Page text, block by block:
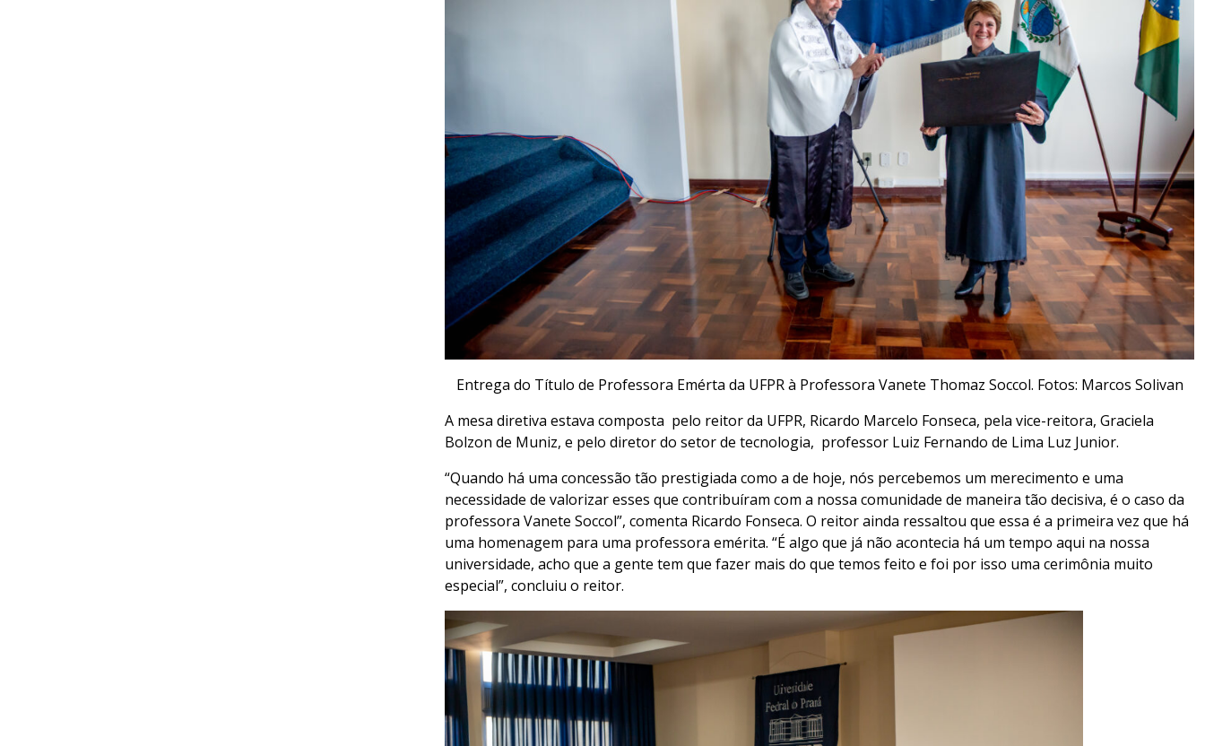
Entrega do Título de Professora Emérta da UFPR à Professora Vanete Thomaz Soccol. Fotos: Marcos Solivan
A mesa diretiva estava composta pelo reitor da UFPR, Ricardo Marcelo Fonseca, pela vice-reitora, Graciela
Bolzon de Muniz, e pelo diretor do setor de tecnologia, professor Luiz Fernando de Lima Luz Junior.
“Quando há uma concessão tão prestigiada como a de hoje, nós percebemos um merecimento e uma
necessidade de valorizar esses que contribuíram com a nossa comunidade de maneira tão decisiva, é o caso da
professora Vanete Soccol”, comenta Ricardo Fonseca. O reitor ainda ressaltou que essa é a primeira vez que há
uma homenagem para uma professora emérita. “É algo que já não acontecia há um tempo aqui na nossa
universidade, acho que a gente tem que fazer mais do que temos feito e foi por isso uma cerimônia muito
especial”, concluiu o reitor.